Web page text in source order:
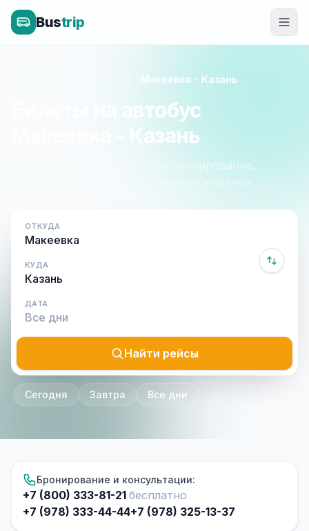
Bustrip
Макеевка - Казань
Билеты на автобус
Макеевка - Казань
Расписание, цены и онлайн-бронирование.
Оплата при посадке, без скрытых наценок.
ОТКУДА
КУДА
ДАТА
Найти рейсы
Сегодня Завтра Все дни
Бронирование и консультации:
+7 (800) 333-81-21 бесплатно
+7 (978) 333-44-44+7 (978) 325-13-37